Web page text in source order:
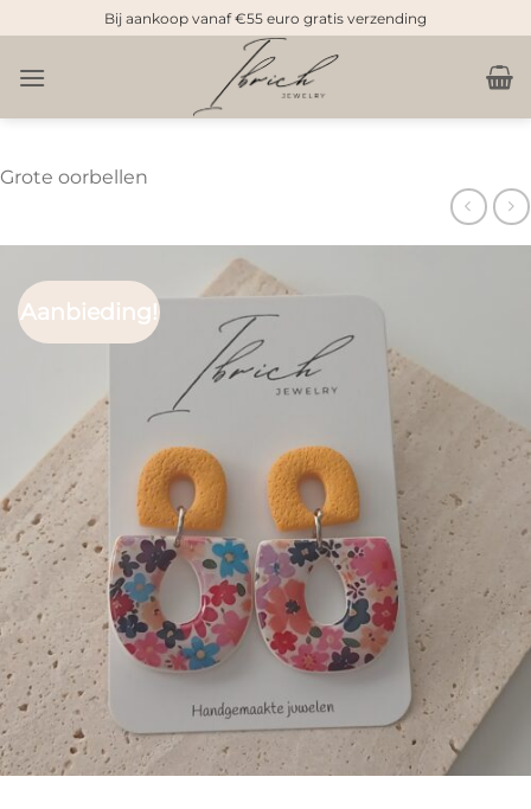
naar
inhoud
Bij aankoop vanaf €55 euro gratis verzending
Grote oorbellen
Aanbieding!